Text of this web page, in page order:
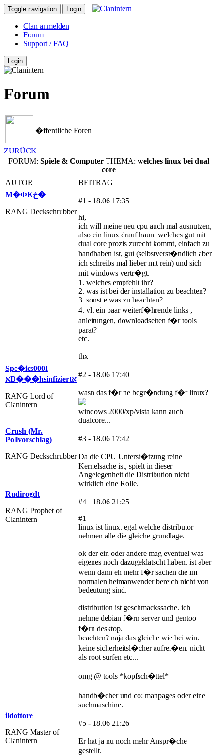
Toggle navigation Login
Clan anmelden
Forum
Support / FAQ
Login
Forum
�ffentliche Foren
ZURÜCK
FORUM: Spiele & Computer THEMA: welches linux bei dual
core
AUTOR
BEITRAG
M�ФKخ�
RANG Deckschrubber
#1 - 18.06 17:35
hi,
ich will meine neu cpu auch mal ausnutzen,
also ein linux drauf haun, welches gut mit
dual core prozis zurecht kommt, einfach zu
handhaben ist, gui (selbstverst�ndlich aber
ich schreibs mal lieber mit rein) und sich
mit windows vertr�gt.
1. welches empfehlt ihr?
2. was ist bei der installation zu beachten?
3. sonst etwas zu beachten?
4. vlt ein paar weiterf�hrende links ,
anleitungen, downloadseiten f�r tools
parat?
etc.
thx
Spє�iєs000Ι
אּD���hsinfiziertאּ
RANG Lord of
Clanintern
#2 - 18.06 17:40
wasn das f�r ne begr�ndung f�r linux?
windows 2000/xp/vista kann auch
dualcore...
Crush (Mr.
Pollvorschlag)
RANG Deckschrubber
#3 - 18.06 17:42
Da die CPU Unterst�tzung reine
Kernelsache ist, spielt in dieser
Angelegenheit die Distribution nicht
wirklich eine Rolle.
Rudirogdt
RANG Prophet of
Clanintern
#4 - 18.06 21:25
#1
linux ist linux. egal welche distributor
nehmen alle die gleiche grundlage.
ok der ein oder andere mag eventuel was
eigenes noch dazugeklatscht haben. ist aber
wenn dann eh mehr f�r sachen die im
normalen heimanwender bereich nicht von
bedeutung sind.
distribution ist geschmackssache. ich
nehme debian f�rn server und gentoo
f�rn desktop.
beachten? naja das gleiche wie bei win.
keine sicherheitsl�cher aufrei�en. nicht
als root surfen etc...
omg @ tools *kopfsch�ttel*
handb�cher und co: manpages oder eine
suchmaschine.
ildottore
RANG Master of
Clanintern
#5 - 18.06 21:26
Er hat ja nu noch mehr Anspr�che
gestellt.